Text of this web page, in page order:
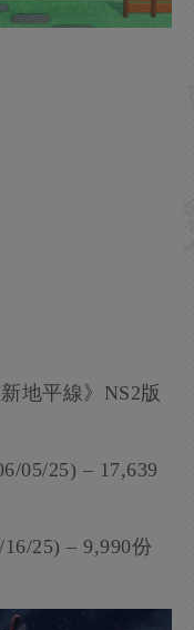
地平線》NS2版
05/25) – 17,639
25) – 9,990份